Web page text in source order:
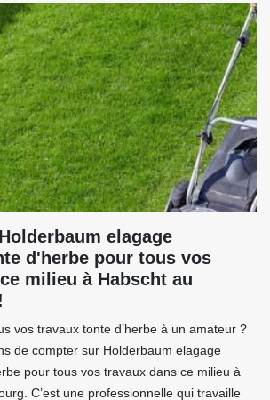
elagage
d'herbe pour tous vos
milieu à Habscht au
vos travaux tonte d’herbe à un amateur ?
de compter sur Holderbaum elagage
pour tous vos travaux dans ce milieu à
C’est une professionnelle qui travaille